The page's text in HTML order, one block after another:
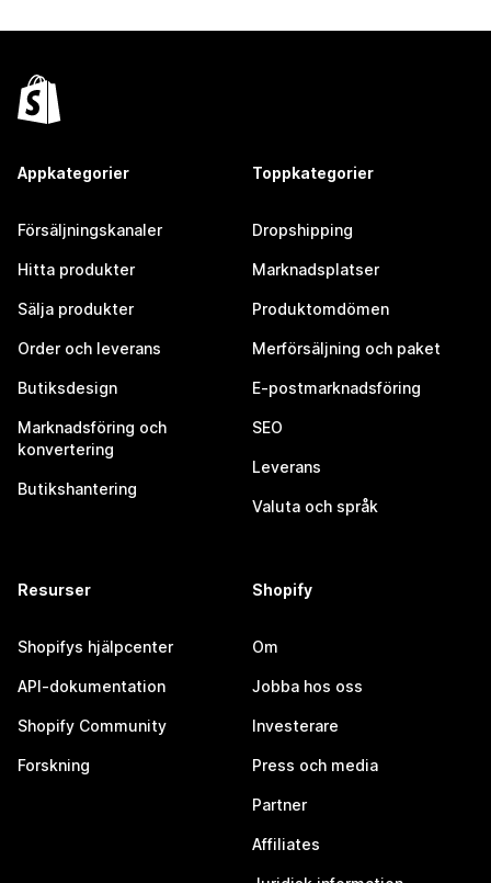
Appkategorier
Försäljningskanaler
Hitta produkter
Sälja produkter
Order och leverans
Butiksdesign
Marknadsföring och
konvertering
Butikshantering
Toppkategorier
Dropshipping
Marknadsplatser
Produktomdömen
Merförsäljning och paket
E-postmarknadsföring
SEO
Leverans
Valuta och språk
Resurser
Shopifys hjälpcenter
API-dokumentation
Shopify Community
Forskning
Shopify
Om
Jobba hos oss
Investerare
Press och media
Partner
Affiliates